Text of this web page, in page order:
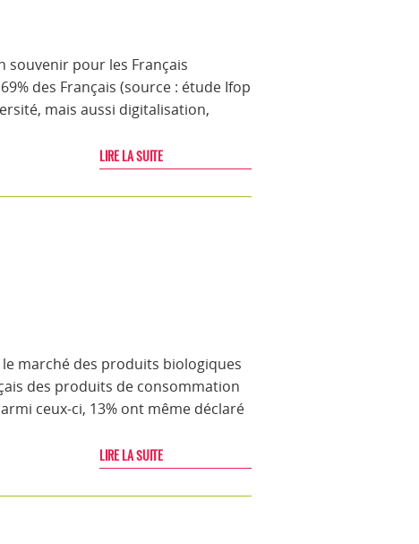
souvenir pour les Français
des Français (source : étude Ifop
mais aussi digitalisation,
LIRE LA SUITE
marché des produits biologiques
des produits de consommation
ceux-ci, 13% ont même déclaré
LIRE LA SUITE